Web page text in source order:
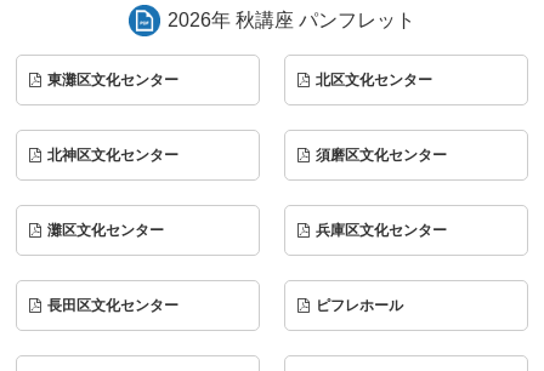
2026年 秋講座 パンフレット
東灘区文化センター 北区文化センター
北神区文化センター 須磨区文化センター
灘区文化センター 兵庫区文化センター
長田区文化センター ピフレホール